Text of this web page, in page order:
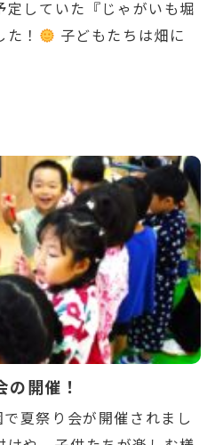
していた『じゃがいも堀
！
子どもたちは畑に
$post_id in
public_html/
lib/include/news-
開催！
夏祭り会が開催されまし